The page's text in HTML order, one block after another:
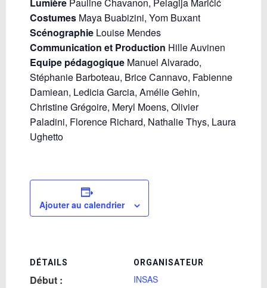
Costumes Maya Buabizini, Yom Buxant
Scénographie Louise Mendes
Communication et Production Hille Auvinen
Equipe pédagogique Manuel Alvarado,
Stéphanie Barboteau, Brice Cannavo, Fabienne
Damiean, Ledicia Garcia, Amélie Gehin,
Christine Grégoire, Meryl Moens, Olivier
Paladini, Florence Richard, Nathalie Thys, Laura
Ughetto
Ajouter au calendrier
DÉTAILS
Début :
ORGANISATEUR
INSAS